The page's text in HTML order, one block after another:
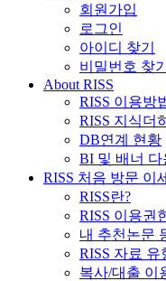
회원가입
로그인
아이디 찾기
비밀번호 찾기
About RISS
RISS 이용방
RISS 지식더
DB연계 현황
BI 및 배너 다
RISS 처음 방문 이
RISS란?
RISS 이용권
내 추천논문
RISS 자료 유
복사/대출 이